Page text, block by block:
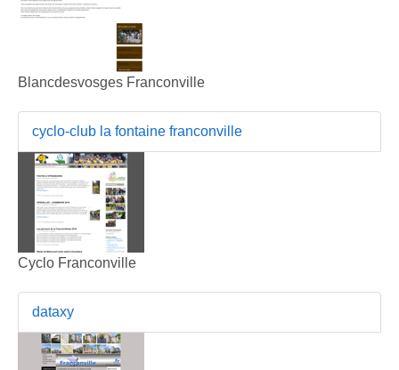
Blancdesvosges Franconville
cyclo-club la fontaine franconville
Cyclo Franconville
dataxy